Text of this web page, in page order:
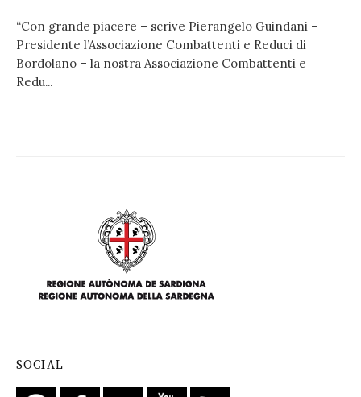
“Con grande piacere – scrive Pierangelo Guindani –
Presidente l’Associazione Combattenti e Reduci di
Bordolano – la nostra Associazione Combattenti e
Redu...
SOCIAL